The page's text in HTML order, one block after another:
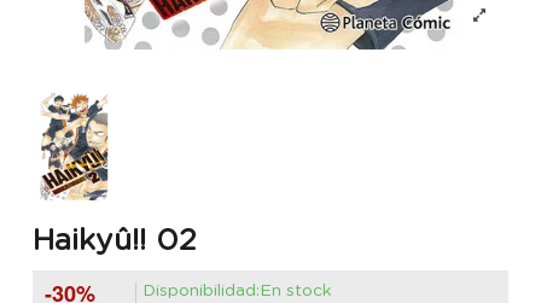
Haikyû!! 02
-30% Disponibilidad:En stock